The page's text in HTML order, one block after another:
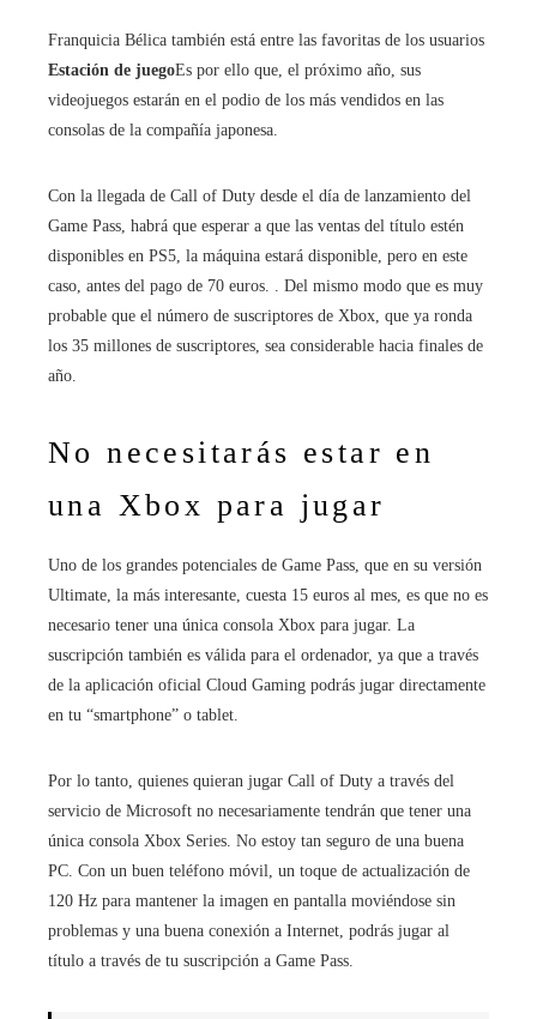
Franquicia Bélica también está entre las favoritas de los usuarios
Estación de juegoEs por ello que, el próximo año, sus
videojuegos estarán en el podio de los más vendidos en las
consolas de la compañía japonesa.
Con la llegada de Call of Duty desde el día de lanzamiento del
Game Pass, habrá que esperar a que las ventas del título estén
disponibles en PS5, la máquina estará disponible, pero en este
caso, antes del pago de 70 euros. . Del mismo modo que es muy
probable que el número de suscriptores de Xbox, que ya ronda
los 35 millones de suscriptores, sea considerable hacia finales de
año.
No necesitarás estar en
una Xbox para jugar
Uno de los grandes potenciales de Game Pass, que en su versión
Ultimate, la más interesante, cuesta 15 euros al mes, es que no es
necesario tener una única consola Xbox para jugar. La
suscripción también es válida para el ordenador, ya que a través
de la aplicación oficial Cloud Gaming podrás jugar directamente
en tu “smartphone” o tablet.
Por lo tanto, quienes quieran jugar Call of Duty a través del
servicio de Microsoft no necesariamente tendrán que tener una
única consola Xbox Series. No estoy tan seguro de una buena
PC. Con un buen teléfono móvil, un toque de actualización de
120 Hz para mantener la imagen en pantalla moviéndose sin
problemas y una buena conexión a Internet, podrás jugar al
título a través de tu suscripción a Game Pass.